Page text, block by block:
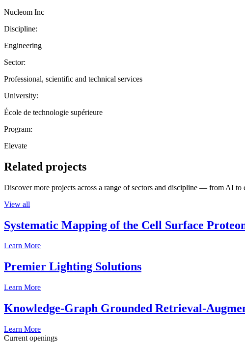
Nucleom Inc
Discipline:
Engineering
Sector:
Professional, scientific and technical services
University:
École de technologie supérieure
Program:
Elevate
Related projects
Discover more projects across a range of sectors and discipline — from AI to
View all
Systematic Mapping of the Cell Surface
Learn More
Premier Lighting Solutions
Learn More
Knowledge-Graph Grounded Retrieval-
Learn More
Current openings